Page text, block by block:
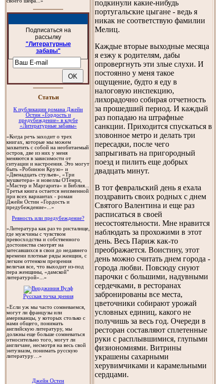
Подписаться на
рассылку
"Литературные
забавы"
Cтатьи
К публикации романа Джейн
Остин «Гордость и
предубеждение» в клубе
«Литературные забавы»
«Когда речь заходит о трех
книгах, которые мы можем
захватить с собой на необитаемый
остров, две из них у меня
меняются в зависимости от
ситуации и настроения. Это могут
быть «Робинзон Крузо» и
«Двенадцать стульев», «Три
мушкетера» и новеллы О'Генри,
«Мастер и Маргарита» и Библия...
Третья книга остается неизменной
при всех вариантах - роман
Джейн Остин «Гордость и
предубеждение»...»
Ревность или предубеждение?
«Литература как раз то ристалище,
где мужчины с чувством
превосходства и собственного
достоинства смотрят на
затесавшихся в свои до недавнего
времени плотные ряды женщин, с
легким оттенком презрения
величая все, что выходит из-под
пера женщины, «дамской"
литературой»...»
Русская точка зрения
«Если уж мы часто сомневаемся,
могут ли французы или
американцы, у которых столько с
нами общего, понимать
английскую литературу, мы
должны еще больше сомневаться
относительно того, могут ли
англичане, несмотря на весь свой
энтузиазм, понимать русскую
литературу…»
Джейн Остен
подкинули какие-нибудь
португальские цыгане - ведь я
никак не соответствую фамилии
Мелиц.
Каждые вторые выходные месяца
я езжу к родителям, дабы
опровергнуть эти злые слухи. И
постоянно у меня такое
ощущение, будто я еду в
налоговую инспекцию,
лихорадочно собирая отчетность
за прошедший период. И каждый
раз попадаю на штрафные
санкции. Приходится спускаться в
зловонное метро и делать три
пересадки, после чего
запрыгивать на пригородный
поезд и пилить еще добрых
двадцать минут.
В тот февральский день я ехала
поздравить своих родных с днем
Святого Валентина и еще раз
расписаться в своей
несостоятельности. Мне нравится
наблюдать за прохожими в этот
день. Весь Париж как-то
преображается. Воистину, этот
день можно считать днем города -
города любви. Повсюду снуют
парочки с большими, надувными
сердечками, в ресторанах
забронированы все места,
цветочники собирают урожай
условных единиц, какого не
получишь за весь год. Очереди в
ресторан составляют сплетенные
руки с расплывшимися, глупыми
физиономиями. Витрины
украшены сахарными
херувимчиками и карамельными
сердцами.